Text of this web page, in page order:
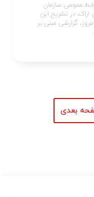
عمومی سازمان
در تشریح این
ساعت ۰۲:۴۱ بامداد امروز، گزارشی مبنی بر
بعدی